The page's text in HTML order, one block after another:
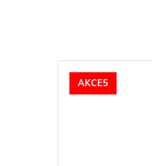
AKCE5